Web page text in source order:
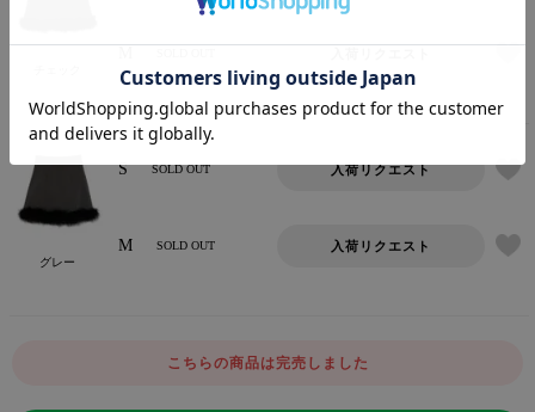
グレー
S SOLD OUT 入荷リクエスト
M SOLD OUT 入荷リクエスト
こちらの商品は完売しました